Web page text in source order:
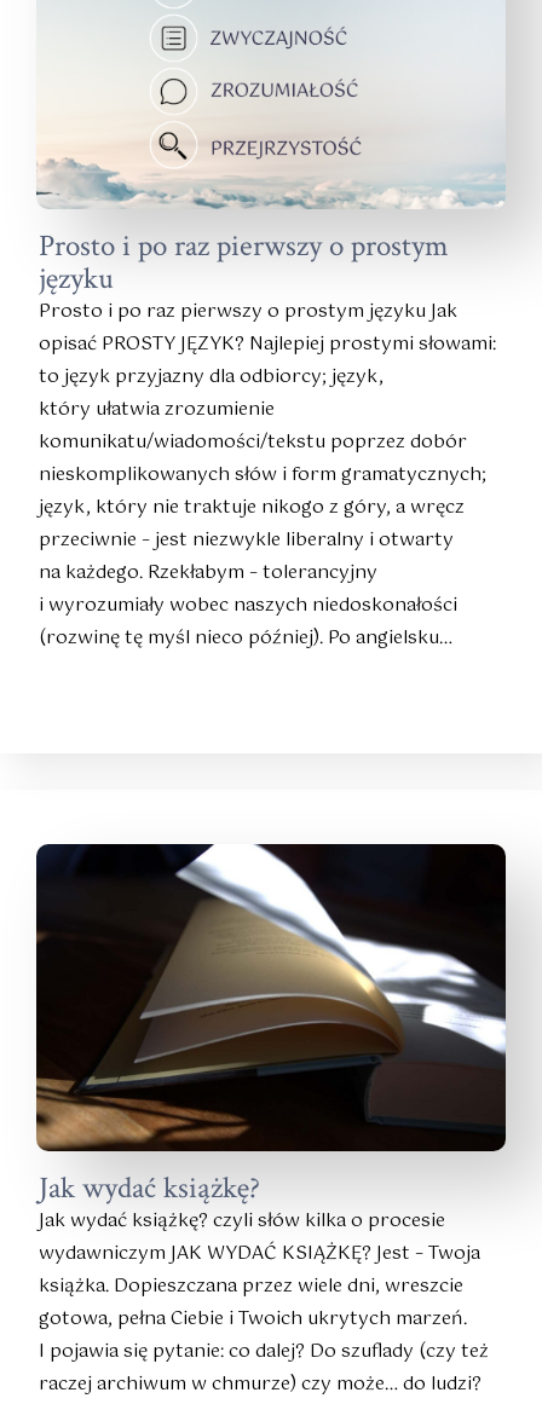
Prosto i po raz pierwszy o prostym
języku
Prosto i po raz pierwszy o prostym języku Jak
opisać PROSTY JĘZYK? Najlepiej prostymi słowami:
to język przyjazny dla odbiorcy; język,
który ułatwia zrozumienie
komunikatu/wiadomości/tekstu poprzez dobór
nieskomplikowanych słów i form gramatycznych;
język, który nie traktuje nikogo z góry, a wręcz
przeciwnie – jest niezwykle liberalny i otwarty
na każdego. Rzekłabym – tolerancyjny
i wyrozumiały wobec naszych niedoskonałości
(rozwinę tę myśl nieco później). Po angielsku…
Jak wydać książkę?
Jak wydać książkę? czyli słów kilka o procesie
wydawniczym JAK WYDAĆ KSIĄŻKĘ? Jest – Twoja
książka. Dopieszczana przez wiele dni, wreszcie
gotowa, pełna Ciebie i Twoich ukrytych marzeń.
I pojawia się pytanie: co dalej? Do szuflady (czy też
raczej archiwum w chmurze) czy może… do ludzi?